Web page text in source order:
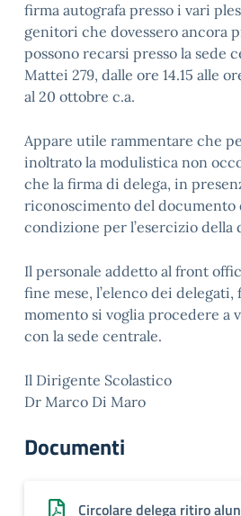
firma autografa presso i vari
genitori che dovessero ancora
possono recarsi presso la sede
Mattei 279, dalle ore 14.15 alle
al 20 ottobre c.a.
Appare utile rammentare che
inoltrato la modulistica non
che la firma di delega, in
riconoscimento del documento
condizione per l’esercizio della
Il personale addetto al front
fine mese, l’elenco dei delegati,
momento si voglia procedere a
con la sede centrale.
Il Dirigente Scolastico
Dr Marco Di Maro
Documenti
Circolare delega ritiro